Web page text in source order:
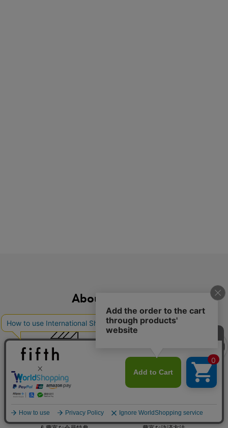
今季の注目アイテムをご紹介
About fifth store
最短で翌日発送
サイズ・色交換OK
※手数料が発生します